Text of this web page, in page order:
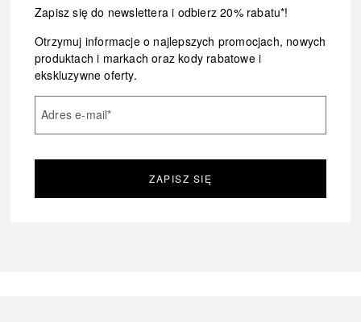
Zapisz się do newslettera i odbierz 20% rabatu*!
Otrzymuj informacje o najlepszych promocjach, nowych
produktach i markach oraz kody rabatowe i
ekskluzywne oferty.
Adres e-mail*
ZAPISZ SIĘ